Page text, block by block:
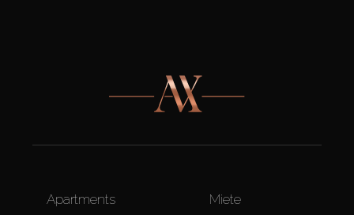
Apartments
Miete